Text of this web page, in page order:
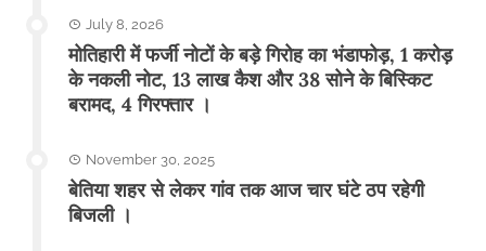
July 8, 2026
मोतिहारी में फर्जी नोटों के बड़े गिरोह का भंडाफोड़, 1 करोड़
के नकली नोट, 13 लाख कैश और 38 सोने के बिस्किट
बरामद, 4 गिरफ्तार ।
November 30, 2025
बेतिया शहर से लेकर गांव तक आज चार घंटे ठप रहेगी
बिजली ।